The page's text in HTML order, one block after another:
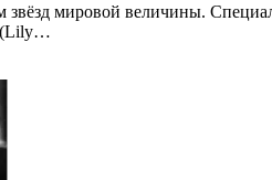
звёзд мировой величины.
(Lily…